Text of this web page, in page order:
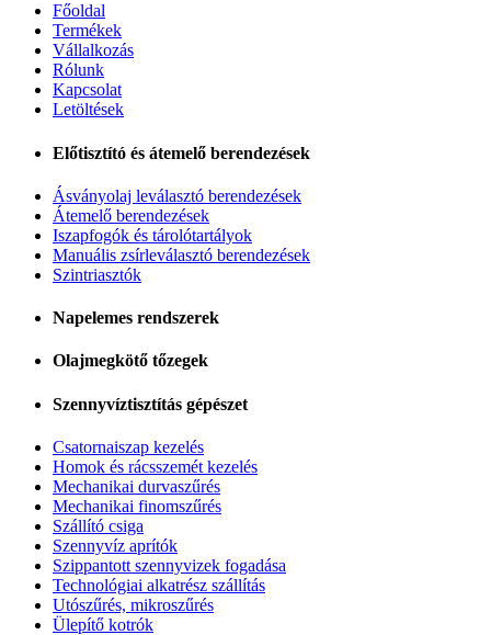
Főoldal
Termékek
Vállalkozás
Rólunk
Kapcsolat
Letöltések
Előtisztító és átemelő berendezések
Ásványolaj leválasztó berendezések
Átemelő berendezések
Iszapfogók és tárolótartályok
Manuális zsírleválasztó berendezések
Szintriasztók
Napelemes rendszerek
Olajmegkötő tőzegek
Szennyvíztisztítás gépészet
Csatornaiszap kezelés
Homok és rácsszemét kezelés
Mechanikai durvaszűrés
Mechanikai finomszűrés
Szállító csiga
Szennyvíz aprítók
Szippantott szennyvizek fogadása
Technológiai alkatrész szállítás
Utószűrés, mikroszűrés
Ülepítő kotrók